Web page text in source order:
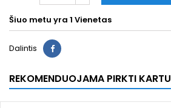
Šiuo metu yra 1 Vienetas
Dalintis
REKOMENDUOJAMA PIRKTI KARTU